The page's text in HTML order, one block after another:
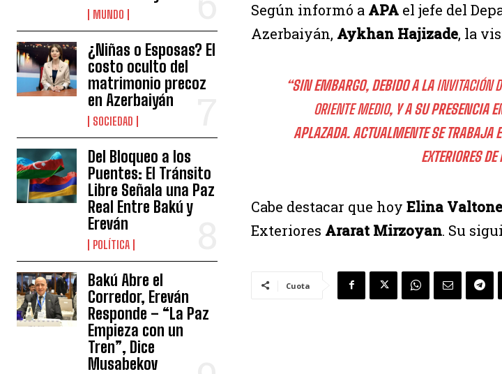
MUNDO
¿Niñas o Esposas? El
costo oculto del
matrimonio precoz
en Azerbaiyán
SOCIEDAD
Del Bloqueo a los
Puentes: El Tránsito
Libre Señala una Paz
Real Entre Bakú y
Ereván
POLÍTICA
Bakú Abre el
Corredor, Ereván
Responde – “La Paz
Empieza con un
Tren”, Dice
Musabekov
Según informó a APA el jefe del
Azerbaiyán, Aykhan Hajizade, la
“SIN EMBARGO, DEBIDO A LAINVITACIÓN
ORIENTE MEDIO, Y A SU PRESENCIA
APLAZADA. ACTUALMENTE SE TRABAJA
EXTERIORES
Cabe destacar que hoy Elina
Exteriores Ararat Mirzoyan. Su
Cuota